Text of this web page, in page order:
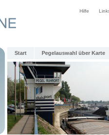
Hilfe
Start Pegelauswahl über Karte